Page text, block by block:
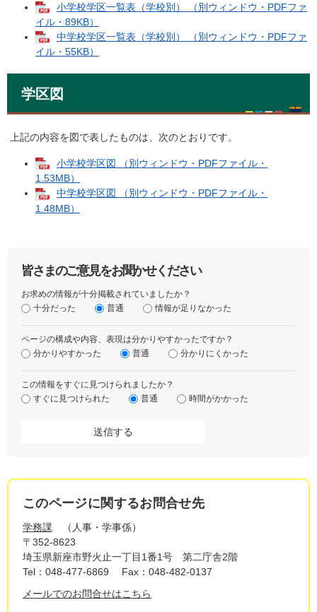
小学校学区一覧表（学校別） （別ウィンドウ・PDFファ
イル・89KB）
中学校学区一覧表（学校別） （別ウィンドウ・PDFファ
イル・55KB）
学区図
上記の内容を図で表したものは、次のとおりです。
小学校学区図 （別ウィンドウ・PDFファイル・
1.53MB）
中学校学区図 （別ウィンドウ・PDFファイル・
1.48MB）
皆さまのご意見をお聞かせください
お求めの情報が十分掲載されていましたか？
十分だった
普通 情報が足りなかった
ページの構成や内容、表現は分かりやすかったですか？
分かりやすかった
普通 分かりにくかった
この情報をすぐに見つけられましたか？
すぐに見つけられた
普通 時間がかかった
このページに関するお問合せ先
学務課
人事・学事係
〒352-8623
埼玉県新座市野火止一丁目1番1号 第二庁舎2階
Tel：048-477-6869
Fax：048-482-0137
メールでのお問合せはこちら